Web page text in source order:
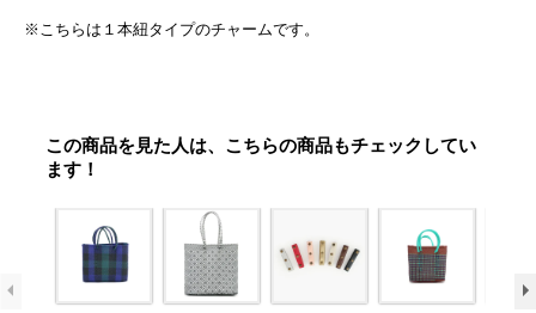
※こちらは１本紐タイプのチャームです。
この商品を見た人は、こちらの商品もチェックしてい
ます！